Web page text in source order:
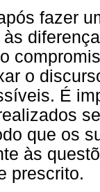
fazer
o
É
que os
às
prescrito.